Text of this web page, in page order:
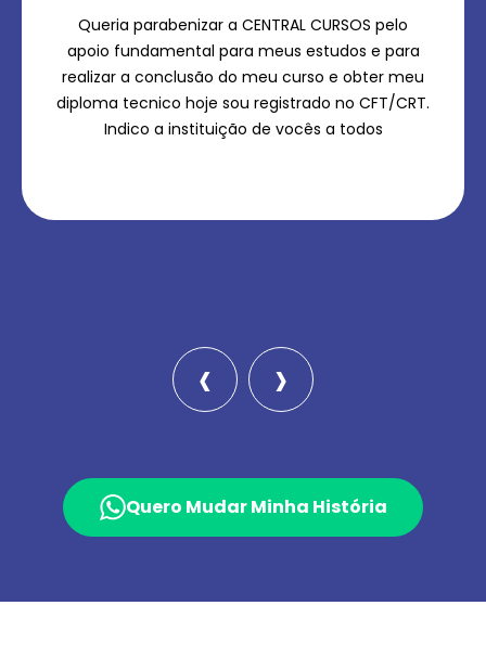
Queria parabenizar a CENTRAL CURSOS pelo
apoio fundamental para meus estudos e para
realizar a conclusão do meu curso e obter meu
diploma tecnico hoje sou registrado no CFT/CRT.
Indico a instituição de vocês a todos
‹ ›
Quero Mudar Minha História